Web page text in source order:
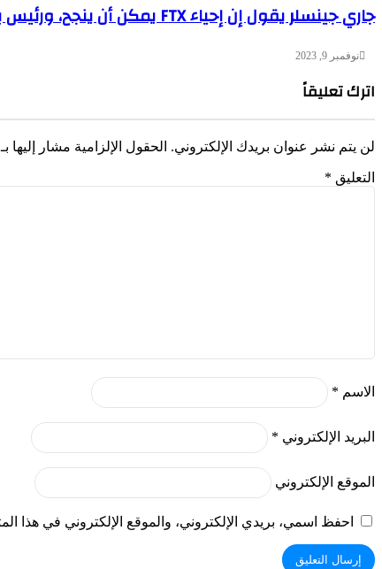
جاري جينسلر يقول إن إحياء FTX يمكن أن ينجح، ورئيس بورصة نيويورك السابق من بين العطائين النهائيين
نوفمبر 9, 2023
اترك تعليقاً
لن يتم نشر عنوان بريدك الإلكتروني. الحقول الإلزامية مشار إليها بـ
التعليق *
الاسم *
البريد الإلكتروني *
الموقع الإلكتروني
احفظ اسمي، بريدي الإلكتروني، والموقع الإلكتروني في هذا